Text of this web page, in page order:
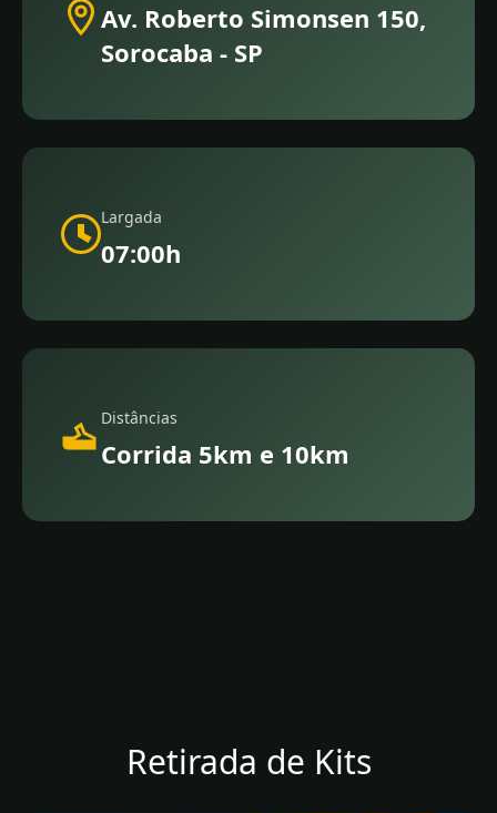
Av. Roberto Simonsen 150,
Sorocaba - SP
Largada
07:00h
Distâncias
Corrida 5km e 10km
Retirada de Kits